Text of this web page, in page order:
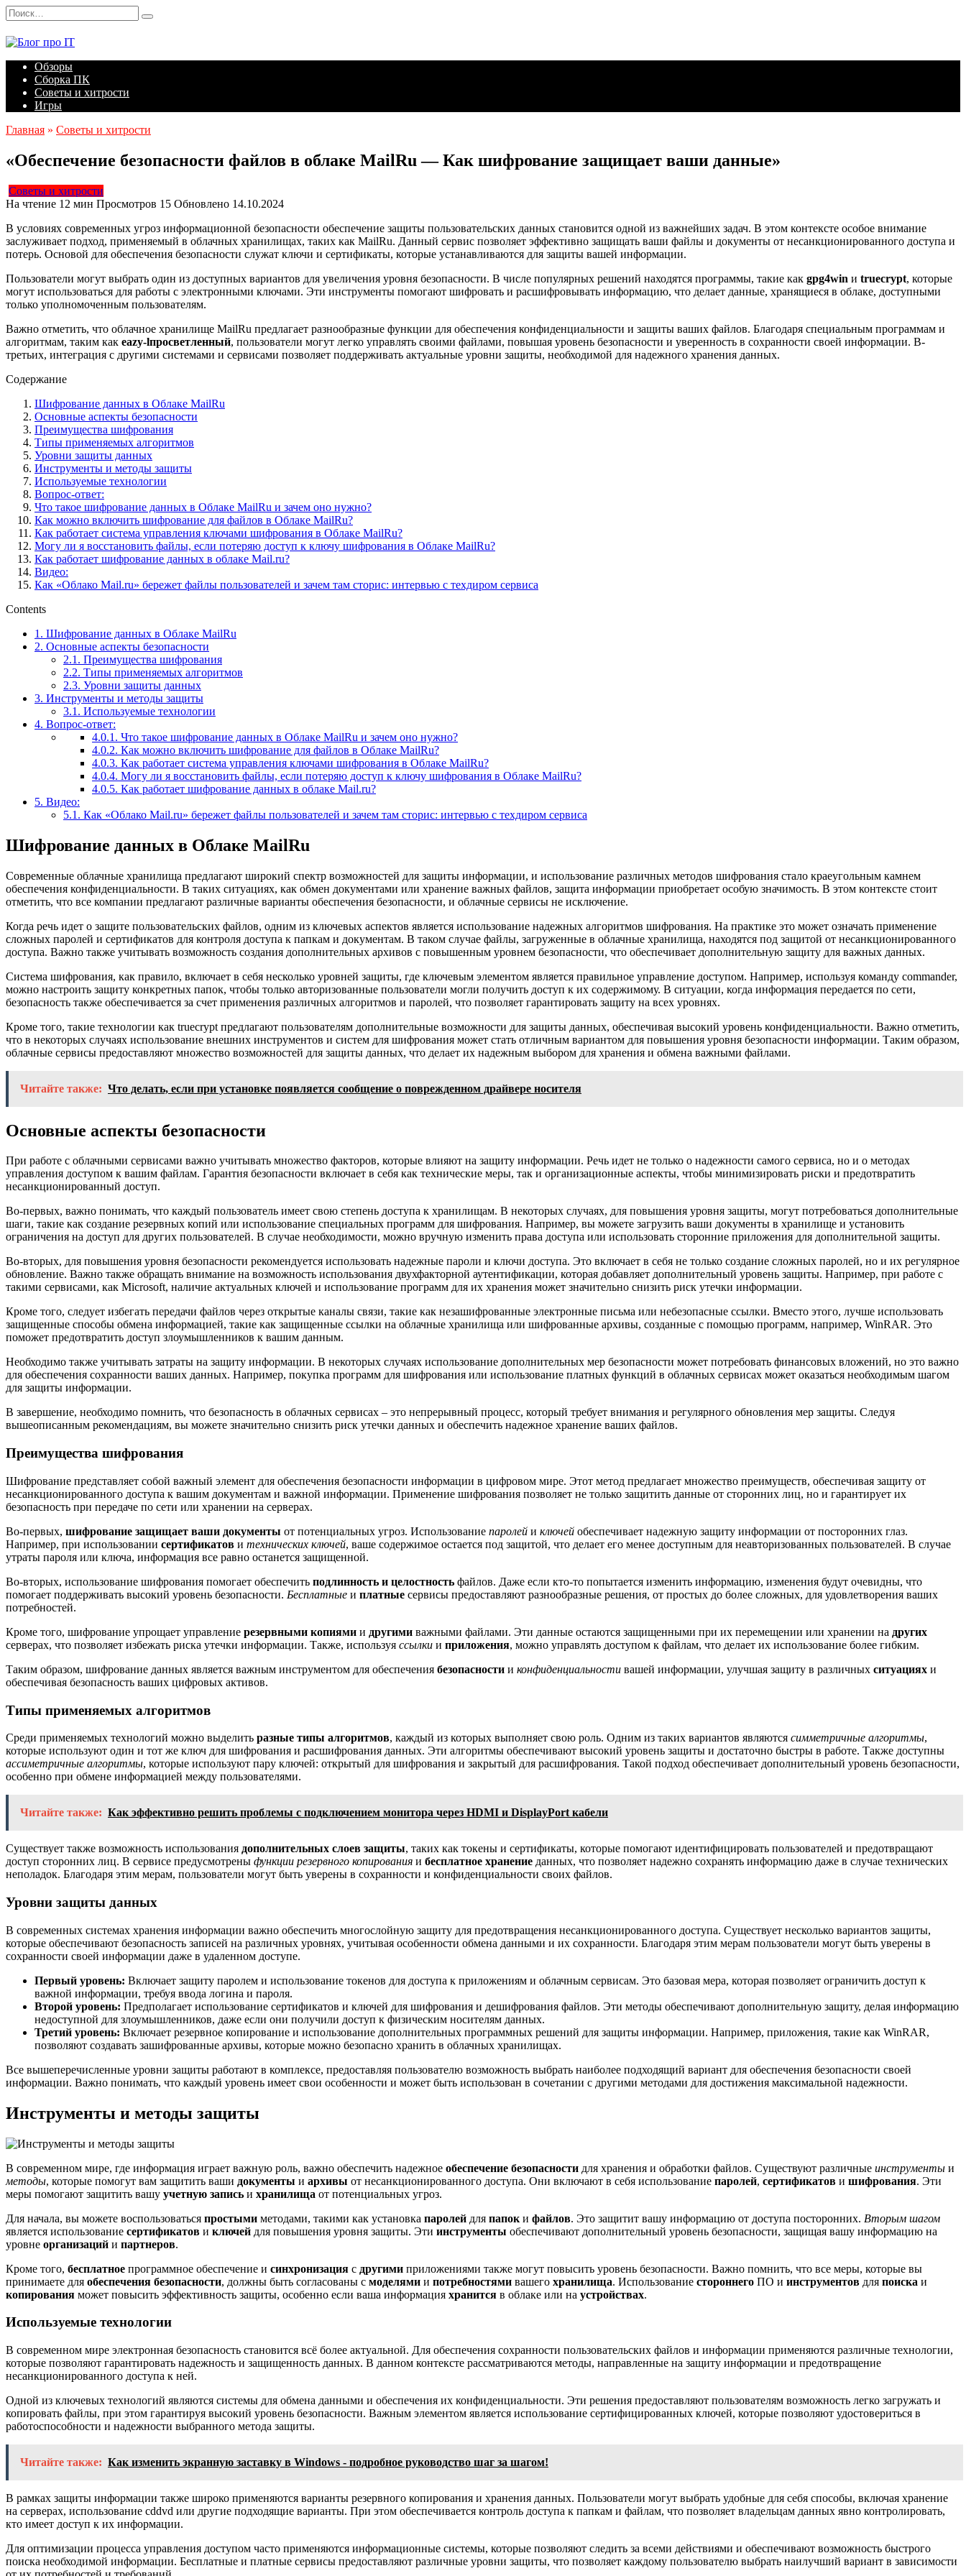
Перейти
к
содержанию
Search
for:
Обзоры
Сборка ПК
Советы и хитрости
Игры
Главная » Советы и хитрости
«Обеспечение безопасности файлов в облаке MailRu — Как шифрование защищает ваши данные»
Советы и хитрости
На чтение 12 мин Просмотров 15 Обновлено 14.10.2024
В условиях современных угроз информационной безопасности обеспечение защиты пользовательских данных становится одной из важнейших задач. В этом контексте особое внимание
заслуживает подход, применяемый в облачных хранилищах, таких как MailRu. Данный сервис позволяет эффективно защищать ваши файлы и документы от несанкционированного доступа и
потерь. Основой для обеспечения безопасности служат ключи и сертификаты, которые устанавливаются для защиты вашей информации.
Пользователи могут выбрать один из доступных вариантов для увеличения уровня безопасности. В числе популярных решений находятся программы, такие как gpg4win и truecrypt, которые
могут использоваться для работы с электронными ключами. Эти инструменты помогают шифровать и расшифровывать информацию, что делает данные, хранящиеся в облаке, доступными
только уполномоченным пользователям.
Важно отметить, что облачное хранилище MailRu предлагает разнообразные функции для обеспечения конфиденциальности и защиты ваших файлов. Благодаря специальным программам и
алгоритмам, таким как eazy-lпросветленный, пользователи могут легко управлять своими файлами, повышая уровень безопасности и уверенность в сохранности своей информации. В-
третьих, интеграция с другими системами и сервисами позволяет поддерживать актуальные уровни защиты, необходимой для надежного хранения данных.
Содержание
Шифрование данных в Облаке MailRu
Основные аспекты безопасности
Преимущества шифрования
Типы применяемых алгоритмов
Уровни защиты данных
Инструменты и методы защиты
Используемые технологии
Вопрос-ответ:
Что такое шифрование данных в Облаке MailRu и зачем оно нужно?
Как можно включить шифрование для файлов в Облаке MailRu?
Как работает система управления ключами шифрования в Облаке MailRu?
Могу ли я восстановить файлы, если потеряю доступ к ключу шифрования в Облаке MailRu?
Как работает шифрование данных в облаке Mail.ru?
Видео:
Как «Облако Mail.ru» бережет файлы пользователей и зачем там сторис: интервью с техдиром сервиса
Contents
1. Шифрование данных в Облаке MailRu
2. Основные аспекты безопасности
2.1. Преимущества шифрования
2.2. Типы применяемых алгоритмов
2.3. Уровни защиты данных
3. Инструменты и методы защиты
3.1. Используемые технологии
4. Вопрос-ответ:
4.0.1. Что такое шифрование данных в Облаке MailRu и зачем оно нужно?
4.0.2. Как можно включить шифрование для файлов в Облаке MailRu?
4.0.3. Как работает система управления ключами шифрования в Облаке MailRu?
4.0.4. Могу ли я восстановить файлы, если потеряю доступ к ключу шифрования в Облаке MailRu?
4.0.5. Как работает шифрование данных в облаке Mail.ru?
5. Видео:
5.1. Как «Облако Mail.ru» бережет файлы пользователей и зачем там сторис: интервью с техдиром сервиса
Шифрование данных в Облаке MailRu
Современные облачные хранилища предлагают широкий спектр возможностей для защиты информации, и использование различных методов шифрования стало краеугольным камнем
обеспечения конфиденциальности. В таких ситуациях, как обмен документами или хранение важных файлов, защита информации приобретает особую значимость. В этом контексте стоит
отметить, что все компании предлагают различные варианты обеспечения безопасности, и облачные сервисы не исключение.
Когда речь идет о защите пользовательских файлов, одним из ключевых аспектов является использование надежных алгоритмов шифрования. На практике это может означать применение
сложных паролей и сертификатов для контроля доступа к папкам и документам. В таком случае файлы, загруженные в облачные хранилища, находятся под защитой от несанкционированного
доступа. Важно также учитывать возможность создания дополнительных архивов с повышенным уровнем безопасности, что обеспечивает дополнительную защиту для важных данных.
Система шифрования, как правило, включает в себя несколько уровней защиты, где ключевым элементом является правильное управление доступом. Например, используя команду commander,
можно настроить защиту конкретных папок, чтобы только авторизованные пользователи могли получить доступ к их содержимому. В ситуации, когда информация передается по сети,
безопасность также обеспечивается за счет применения различных алгоритмов и паролей, что позволяет гарантировать защиту на всех уровнях.
Кроме того, такие технологии как truecrypt предлагают пользователям дополнительные возможности для защиты данных, обеспечивая высокий уровень конфиденциальности. Важно отметить,
что в некоторых случаях использование внешних инструментов и систем для шифрования может стать отличным вариантом для повышения уровня безопасности информации. Таким образом,
облачные сервисы предоставляют множество возможностей для защиты данных, что делает их надежным выбором для хранения и обмена важными файлами.
Читайте также: Что делать, если при установке появляется сообщение о поврежденном драйвере носителя
Основные аспекты безопасности
При работе с облачными сервисами важно учитывать множество факторов, которые влияют на защиту информации. Речь идет не только о надежности самого сервиса, но и о методах
управления доступом к вашим файлам. Гарантия безопасности включает в себя как технические меры, так и организационные аспекты, чтобы минимизировать риски и предотвратить
несанкционированный доступ.
Во-первых, важно понимать, что каждый пользователь имеет свою степень доступа к хранилищам. В некоторых случаях, для повышения уровня защиты, могут потребоваться дополнительные
шаги, такие как создание резервных копий или использование специальных программ для шифрования. Например, вы можете загрузить ваши документы в хранилище и установить
ограничения на доступ для других пользователей. В случае необходимости, можно вручную изменить права доступа или использовать сторонние приложения для дополнительной защиты.
Во-вторых, для повышения уровня безопасности рекомендуется использовать надежные пароли и ключи доступа. Это включает в себя не только создание сложных паролей, но и их регулярное
обновление. Важно также обращать внимание на возможность использования двухфакторной аутентификации, которая добавляет дополнительный уровень защиты. Например, при работе с
такими сервисами, как Microsoft, наличие актуальных ключей и использование программ для их хранения может значительно снизить риск утечки информации.
Кроме того, следует избегать передачи файлов через открытые каналы связи, такие как незашифрованные электронные письма или небезопасные ссылки. Вместо этого, лучше использовать
защищенные способы обмена информацией, такие как защищенные ссылки на облачные хранилища или шифрованные архивы, созданные с помощью программ, например, WinRAR. Это
поможет предотвратить доступ злоумышленников к вашим данным.
Необходимо также учитывать затраты на защиту информации. В некоторых случаях использование дополнительных мер безопасности может потребовать финансовых вложений, но это важно
для обеспечения сохранности ваших данных. Например, покупка программ для шифрования или использование платных функций в облачных сервисах может оказаться необходимым шагом
для защиты информации.
В завершение, необходимо помнить, что безопасность в облачных сервисах – это непрерывный процесс, который требует внимания и регулярного обновления мер защиты. Следуя
вышеописанным рекомендациям, вы можете значительно снизить риск утечки данных и обеспечить надежное хранение ваших файлов.
Преимущества шифрования
Шифрование представляет собой важный элемент для обеспечения безопасности информации в цифровом мире. Этот метод предлагает множество преимуществ, обеспечивая защиту от
несанкционированного доступа к вашим документам и важной информации. Применение шифрования позволяет не только защитить данные от сторонних лиц, но и гарантирует их
безопасность при передаче по сети или хранении на серверах.
Во-первых, шифрование защищает ваши документы от потенциальных угроз. Использование паролей и ключей обеспечивает надежную защиту информации от посторонних глаз.
Например, при использовании сертификатов и технических ключей, ваше содержимое остается под защитой, что делает его менее доступным для неавторизованных пользователей. В случае
утраты пароля или ключа, информация все равно останется защищенной.
Во-вторых, использование шифрования помогает обеспечить подлинность и целостность файлов. Даже если кто-то попытается изменить информацию, изменения будут очевидны, что
помогает поддерживать высокий уровень безопасности. Бесплатные и платные сервисы предоставляют разнообразные решения, от простых до более сложных, для удовлетворения ваших
потребностей.
Кроме того, шифрование упрощает управление резервными копиями и другими важными файлами. Эти данные остаются защищенными при их перемещении или хранении на других
серверах, что позволяет избежать риска утечки информации. Также, используя ссылки и приложения, можно управлять доступом к файлам, что делает их использование более гибким.
Таким образом, шифрование данных является важным инструментом для обеспечения безопасности и конфиденциальности вашей информации, улучшая защиту в различных ситуациях и
обеспечивая безопасность ваших цифровых активов.
Типы применяемых алгоритмов
Среди применяемых технологий можно выделить разные типы алгоритмов, каждый из которых выполняет свою роль. Одним из таких вариантов являются симметричные алгоритмы,
которые используют один и тот же ключ для шифрования и расшифрования данных. Эти алгоритмы обеспечивают высокий уровень защиты и достаточно быстры в работе. Также доступны
ассиметричные алгоритмы, которые используют пару ключей: открытый для шифрования и закрытый для расшифрования. Такой подход обеспечивает дополнительный уровень безопасности,
особенно при обмене информацией между пользователями.
Читайте также: Как эффективно решить проблемы с подключением монитора через HDMI и DisplayPort кабели
Существует также возможность использования дополнительных слоев защиты, таких как токены и сертификаты, которые помогают идентифицировать пользователей и предотвращают
доступ сторонних лиц. В сервисе предусмотрены функции резервного копирования и бесплатное хранение данных, что позволяет надежно сохранять информацию даже в случае технических
неполадок. Благодаря этим мерам, пользователи могут быть уверены в сохранности и конфиденциальности своих файлов.
Уровни защиты данных
В современных системах хранения информации важно обеспечить многослойную защиту для предотвращения несанкционированного доступа. Существует несколько вариантов защиты,
которые обеспечивают безопасность записей на различных уровнях, учитывая особенности обмена данными и их сохранности. Благодаря этим мерам пользователи могут быть уверены в
сохранности своей информации даже в удаленном доступе.
Первый уровень: Включает защиту паролем и использование токенов для доступа к приложениям и облачным сервисам. Это базовая мера, которая позволяет ограничить доступ к
важной информации, требуя ввода логина и пароля.
Второй уровень: Предполагает использование сертификатов и ключей для шифрования и дешифрования файлов. Эти методы обеспечивают дополнительную защиту, делая информацию
недоступной для злоумышленников, даже если они получили доступ к физическим носителям данных.
Третий уровень: Включает резервное копирование и использование дополнительных программных решений для защиты информации. Например, приложения, такие как WinRAR,
позволяют создавать зашифрованные архивы, которые можно безопасно хранить в облачных хранилищах.
Все вышеперечисленные уровни защиты работают в комплексе, предоставляя пользователю возможность выбрать наиболее подходящий вариант для обеспечения безопасности своей
информации. Важно понимать, что каждый уровень имеет свои особенности и может быть использован в сочетании с другими методами для достижения максимальной надежности.
Инструменты и методы защиты
В современном мире, где информация играет важную роль, важно обеспечить надежное обеспечение безопасности для хранения и обработки файлов. Существуют различные инструменты и
методы, которые помогут вам защитить ваши документы и архивы от несанкционированного доступа. Они включают в себя использование паролей, сертификатов и шифрования. Эти
меры помогают защитить вашу учетную запись и хранилища от потенциальных угроз.
Для начала, вы можете воспользоваться простыми методами, такими как установка паролей для папок и файлов. Это защитит вашу информацию от доступа посторонних. Вторым шагом
является использование сертификатов и ключей для повышения уровня защиты. Эти инструменты обеспечивают дополнительный уровень безопасности, защищая вашу информацию на
уровне организаций и партнеров.
Кроме того, бесплатное программное обеспечение и синхронизация с другими приложениями также могут повысить уровень безопасности. Важно помнить, что все меры, которые вы
принимаете для обеспечения безопасности, должны быть согласованы с моделями и потребностями вашего хранилища. Использование стороннего ПО и инструментов для поиска и
копирования может повысить эффективность защиты, особенно если ваша информация хранится в облаке или на устройствах.
Используемые технологии
В современном мире электронная безопасность становится всё более актуальной. Для обеспечения сохранности пользовательских файлов и информации применяются различные технологии,
которые позволяют гарантировать надежность и защищенность данных. В данном контексте рассматриваются методы, направленные на защиту информации и предотвращение
несанкционированного доступа к ней.
Одной из ключевых технологий являются системы для обмена данными и обеспечения их конфиденциальности. Эти решения предоставляют пользователям возможность легко загружать и
копировать файлы, при этом гарантируя высокий уровень безопасности. Важным элементом является использование сертифицированных ключей, которые позволяют удостовериться в
работоспособности и надежности выбранного метода защиты.
Читайте также: Как изменить экранную заставку в Windows - подробное руководство шаг за шагом!
В рамках защиты информации также широко применяются варианты резервного копирования и хранения данных. Пользователи могут выбрать удобные для себя способы, включая хранение
на серверах, использование cddvd или другие подходящие варианты. При этом обеспечивается контроль доступа к папкам и файлам, что позволяет владельцам данных явно контролировать,
кто имеет доступ к их информации.
Для оптимизации процесса управления доступом часто применяются информационные системы, которые позволяют следить за всеми действиями и обеспечивают возможность быстрого
поиска необходимой информации. Бесплатные и платные сервисы предоставляют различные уровни защиты, что позволяет каждому пользователю выбрать наилучший вариант в зависимости